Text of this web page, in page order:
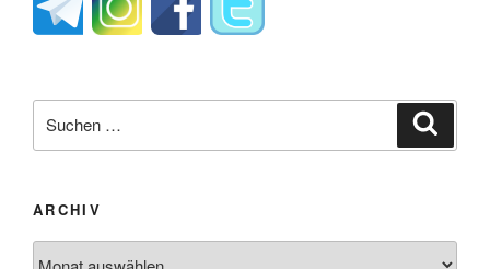
nach:
ARCHIV